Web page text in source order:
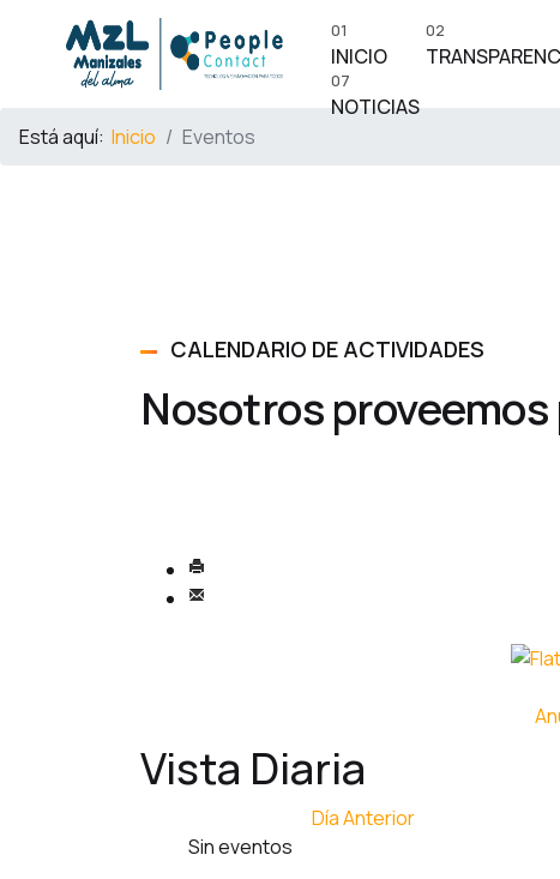
INICIO
01 02
NOTICIAS
07
Está aquí: Inicio Eventos
CALENDARIO DE ACTIVIDADES
Nosotros
Vista Diaria
Día Anterior
Sin eventos